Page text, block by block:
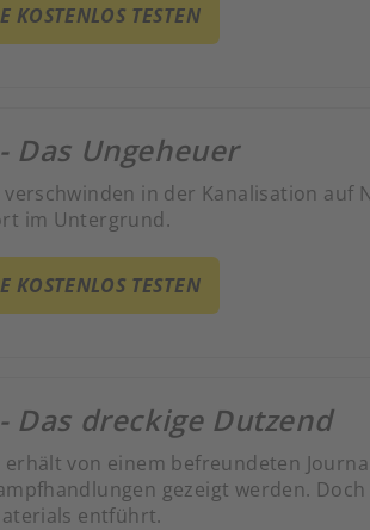
KOSTENLOS TESTEN
Das Ungeheuer
in der Kanalisation auf
im Untergrund.
KOSTENLOS TESTEN
Das dreckige Dutzend
erhält von einem befreundeten
gezeigt werden.
entführt.